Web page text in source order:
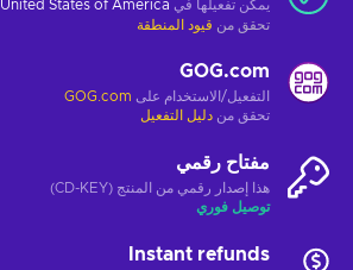
يمكن تفعيلها في United States of America
تحقق من قيود المنطقة
GOG.com
التفعيل/الاستخدام على GOG.com
تحقق من دليل التفعيل
مفتاح رقمي
هذا إصدار رقمي من المنتج (CD-KEY)
توصيل فوري
Instant refunds